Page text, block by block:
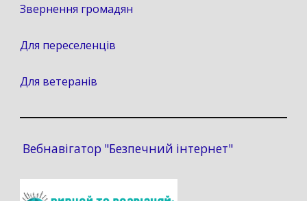
Звернення громадян
Для переселенців
Для ветеранів
Вебнавігатор "Безпечний інтернет"